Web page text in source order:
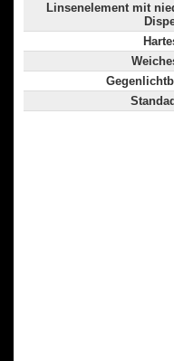
Linsenelement mit